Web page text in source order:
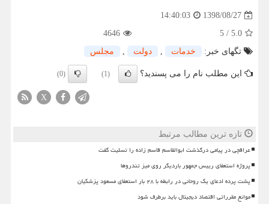
1398/08/27
14:40:03
5.0
/
5
4646
تگهای خبر:
خدمات , دولت , مجلس
این مطلب نام را می پسندید؟ (1)
(0)
X
تازه ترین مطالب مرتبط
عراقچی در پیامی درگذشت ابوالقاسم قاسم زاده را تسلیت گفت
پروژه استعفای رییس جمهور باردیگر روی میز تندروها
پشت پرده ادعای یک روحانی در رابطه با ۲۸ بار استعفای مسعود پزشکیان
موانع مقرراتی اقتصاد دیجیتال باید برطرف شود